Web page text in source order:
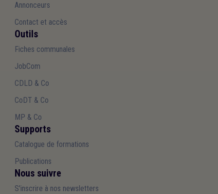
Annonceurs
Contact et accès
Outils
Fiches communales
JobCom
CDLD & Co
CoDT & Co
MP & Co
Supports
Catalogue de formations
Publications
Nous suivre
S'inscrire à nos newsletters